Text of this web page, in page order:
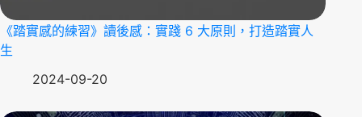
《踏實感的練習》讀後感：實踐 6 大原則，打造踏實人
生
2024-09-20